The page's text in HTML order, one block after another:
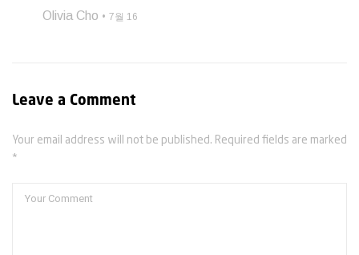
Olivia Cho 7월 16
Leave a Comment
Your email address will not be published. Required fields are marked
*